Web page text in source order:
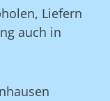
Liefern
auch in